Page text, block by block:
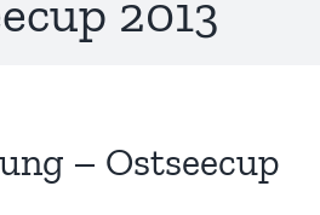
2013
– Ostseecup